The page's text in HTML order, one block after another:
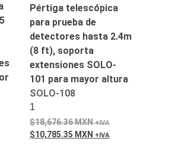
Pértiga telescópica
para prueba de
detectores hasta 2.4m
(8 ft), soporta
extensiones SOLO-
101 para mayor altura
SOLO-108
1
18,676.36MXN
10,785.35 MXN